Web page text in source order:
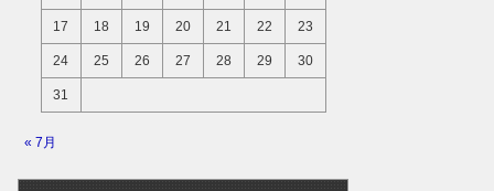
17 18 19 20 21 22 23
24 25 26 27 28 29 30
31
« 7月